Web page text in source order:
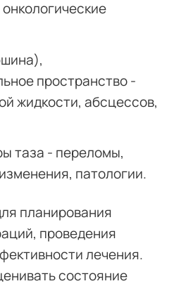
пространство -
жидкости, абсцессов,
таза - переломы,
патологии.
планирования
проведения
лечения.
состояние